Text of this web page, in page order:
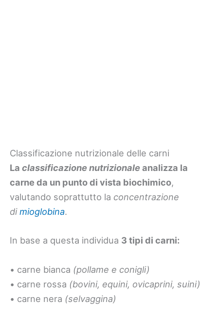
Classificazione nutrizionale delle carni
La classificazione nutrizionaleanalizza la
carne da un punto di vista biochimico,
valutando soprattutto la concentrazione
dimioglobina.
In base a questa individua 3 tipi di carni:
• carne bianca (pollame e conigli)
• carne rossa (bovini, equini, ovicaprini, suini)
• carne nera (selvaggina)